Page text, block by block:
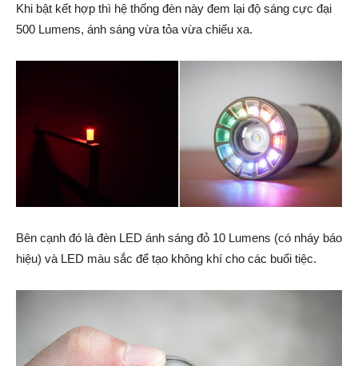
Khi bật kết hợp thì hệ thống đèn này đem lại độ sáng cực đại
500 Lumens, ánh sáng vừa tỏa vừa chiếu xa.
Bên cạnh đó là đèn LED ánh sáng đỏ 10 Lumens (có nháy báo
hiệu) và LED màu sắc để tạo không khí cho các buổi tiệc.